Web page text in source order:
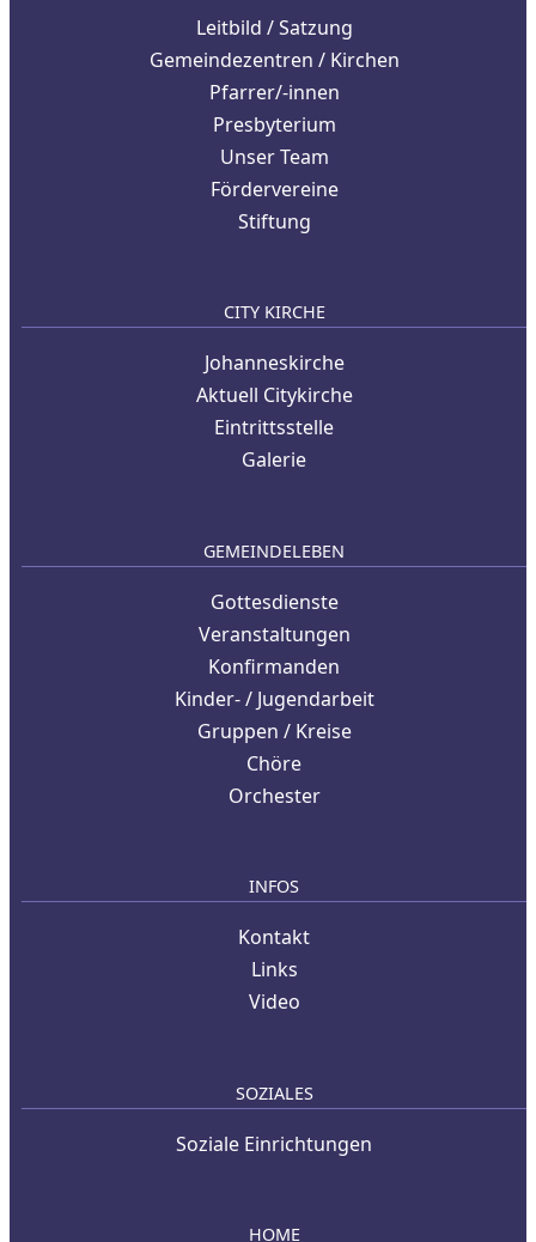
Leitbild / Satzung
Gemeindezentren / Kirchen
Pfarrer/-innen
Presbyterium
Unser Team
Fördervereine
Stiftung
CITY KIRCHE
Johanneskirche
Aktuell Citykirche
Eintrittsstelle
Galerie
GEMEINDELEBEN
Gottesdienste
Veranstaltungen
Konfirmanden
Kinder- / Jugendarbeit
Gruppen / Kreise
Chöre
Orchester
INFOS
Kontakt
Links
Video
SOZIALES
Soziale Einrichtungen
HOME